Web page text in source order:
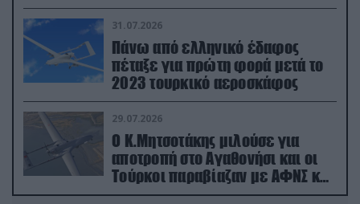
31.07.2026
Πάνω από ελληνικό έδαφος
πέταξε για πρώτη φορά μετά το
2023 τουρκικό αεροσκάφος
29.07.2026
Ο Κ.Μητσοτάκης μιλούσε για
αποτροπή στο Αγαθονήσι και οι
Τούρκοι παραβίαζαν με ΑΦΝΣ και
drone